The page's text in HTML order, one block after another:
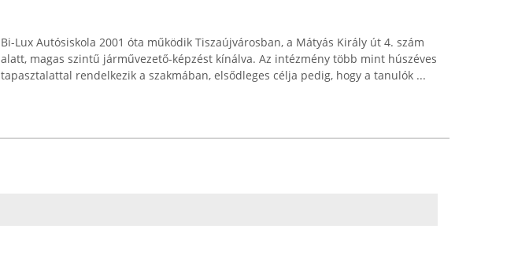
Bi-Lux Autósiskola 2001 óta működik Tiszaújvárosban, a Mátyás Király út 4. szám
alatt, magas szintű járművezető-képzést kínálva. Az intézmény több mint húszéves
tapasztalattal rendelkezik a szakmában, elsődleges célja pedig, hogy a tanulók ...